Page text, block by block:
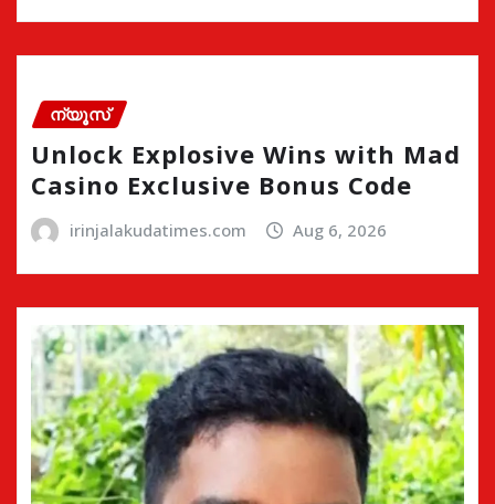
ന്യൂസ്
Unlock Explosive Wins with Mad
Casino Exclusive Bonus Code
irinjalakudatimes.com Aug 6, 2026